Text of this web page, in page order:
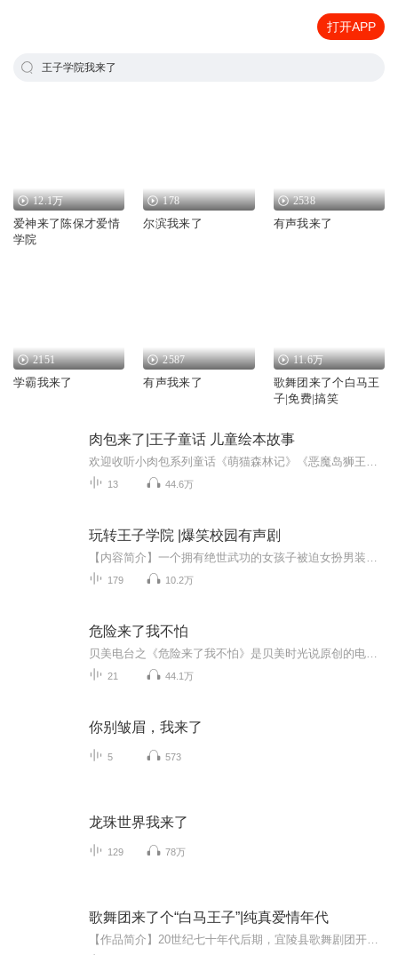
打开APP
王子学院我来了
12.1万
爱神来了陈保才爱情
学院
178
尔滨我来了
2538
有声我来了
2151
学霸我来了
2587
有声我来了
11.6万
歌舞团来了个白马王
子|免费|搞笑
肉包来了|王子童话 儿童绘本故事
13 44.6万
玩转王子学院 |爆笑校园有声剧
179 10.2万
危险来了我不怕
21 44.1万
你别皱眉，我来了
5 573
龙珠世界我来了
129 78万
歌舞团来了个“白马王子”|纯真爱情年代